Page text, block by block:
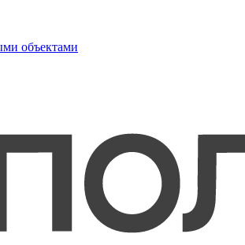
объектами